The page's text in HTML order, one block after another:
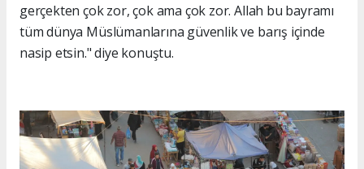
gerçekten çok zor, çok ama çok zor. Allah bu bayramı
tüm dünya Müslümanlarına güvenlik ve barış içinde
nasip etsin." diye konuştu.